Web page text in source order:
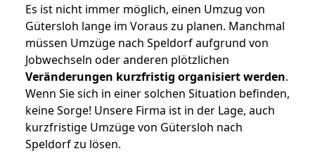
Es ist nicht immer möglich, einen Umzug von
Gütersloh lange im Voraus zu planen. Manchmal
müssen Umzüge nach Speldorf aufgrund von
Jobwechseln oder anderen plötzlichen
Veränderungen kurzfristig organisiert werden.
Wenn Sie sich in einer solchen Situation befinden,
keine Sorge! Unsere Firma ist in der Lage, auch
kurzfristige Umzüge von Gütersloh nach
Speldorf zu lösen.